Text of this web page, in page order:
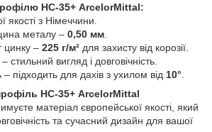
НС-35+ ArcelorMittal:
якості з Німеччини.
металу – 0,50 мм
цинку – 225 г/м² для захисту від корозії.
вигляд і довговічність.
– підходить для дахів з ухилом від 10°
НС-35+ ArcelorMittal
матеріал європейської якості, який
та сучасний дизайн для вашої